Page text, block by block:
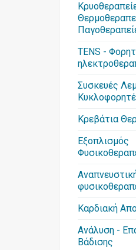
TENS -
Συσκευές
Κρεβάτια
Εξοπλισμός
Καρδιακή
Ανάλυση -
Βάδισης